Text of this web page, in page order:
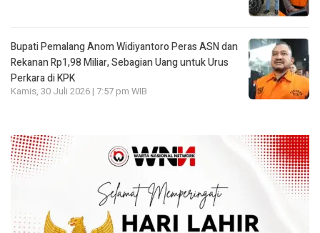
Bupati Pemalang Anom Widiyantoro Peras ASN dan
Rekanan Rp1,98 Miliar, Sebagian Uang untuk Urus
Perkara di KPK
Kamis, 30 Juli 2026 | 7:57 pm WIB